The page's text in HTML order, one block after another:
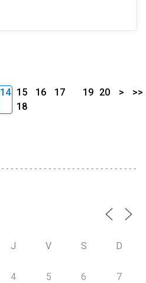
14 15 16
17
18
19 20 > >>
J V S D
4 5 6 7